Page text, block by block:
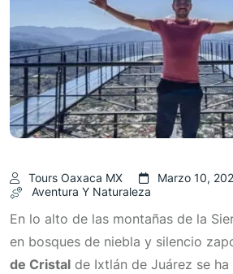
Tours Oaxaca MX
Marzo 10,
Aventura Y Naturaleza
En lo alto de las montañas de la
en bosques de niebla y silencio
de Cristal de Ixtlán de Juárez se